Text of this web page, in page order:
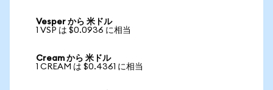
Vesper から 米ドル
1 VSP は $0.0936 に相当
Cream から 米ドル
1 CREAM は $0.4361 に相当